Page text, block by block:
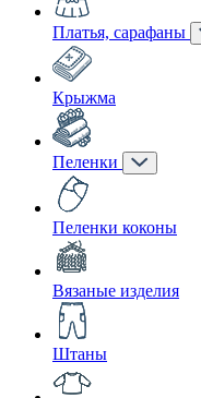
Платья, сарафаны
Крыжма
Пеленки
Пеленки коконы
Вязаные изделия
Штаны